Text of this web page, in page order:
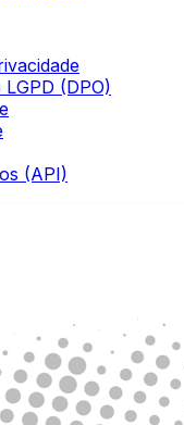
(DPO)
(API)